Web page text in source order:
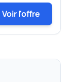
Voir l'offre